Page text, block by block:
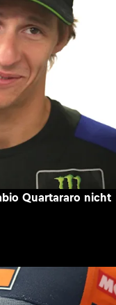
Quartararo nicht